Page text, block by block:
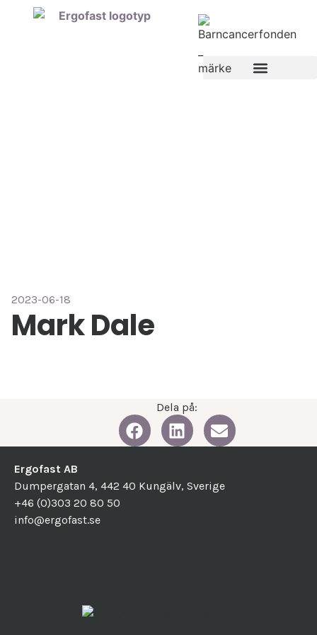
2023-06-18
Mark Dale
Dela på:
Ergofast AB
Dumpergatan 4, 442 40 Kungälv, Sverige
+46 (0)303 20 80 50
info@ergofast.se